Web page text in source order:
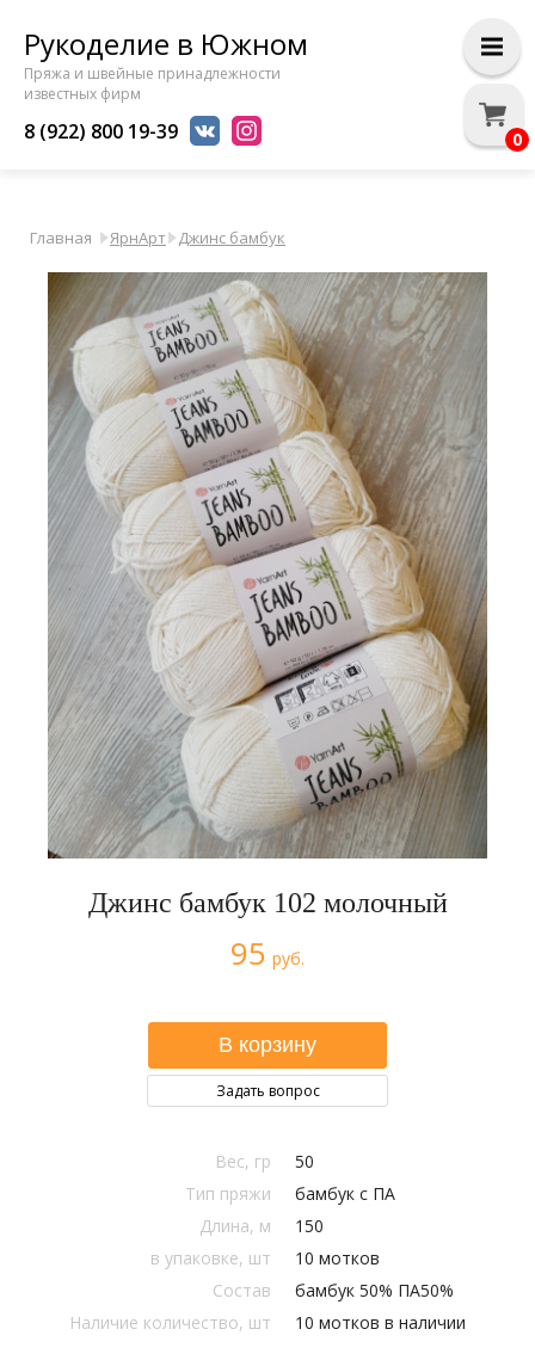
Рукоделие в Южном
Пряжа и швейные принадлежности
известных фирм
8 (922) 800 19-39
Главная ЯрнАрт Джинс бамбук
Джинс бамбук 102 молочный
95 руб.
Задать вопрос
Вес, гр
50
Тип пряжи
бамбук с ПА
Длина, м
150
в упаковке, шт
10 мотков
Состав
бамбук 50% ПА50%
Наличие количество, шт
10 мотков в наличии
0